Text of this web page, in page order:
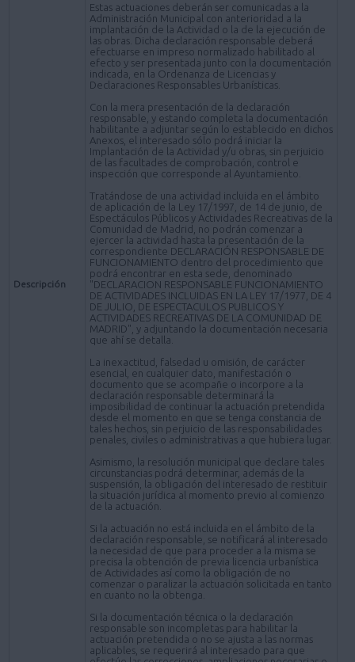
Descripción
Estas actuaciones deberán ser comunicadas a la
Administración Municipal con anterioridad a la
implantación de la Actividad o la de la ejecución de
las obras. Dicha declaración responsable deberá
efectuarse en impreso normalizado habilitado al
efecto y ser presentada junto con la documentación
indicada, en la Ordenanza de Licencias y
Declaraciones Responsables Urbanísticas.
Con la mera presentación de la declaración
responsable, y estando completa la documentación
habilitante a adjuntar según lo establecido en dichos
Anexos, el interesado sólo podrá iniciar la
Implantación de la Actividad y/u obras, sin perjuicio
de las facultades de comprobación, control e
inspección que corresponde al Ayuntamiento.
Tratándose de una actividad incluida en el ámbito
de aplicación de la Ley 17/1997, de 14 de junio, de
Espectáculos Públicos y Actividades Recreativas de la
Comunidad de Madrid, no podrán comenzar a
ejercer la actividad hasta la presentación de la
correspondiente DECLARACIÓN RESPONSABLE DE
FUNCIONAMIENTO dentro del procedimiento que
podrá encontrar en esta sede, denominado
"DECLARACION RESPONSABLE FUNCIONAMIENTO
DE ACTIVIDADES INCLUIDAS EN LA LEY 17/1977, DE 4
DE JULIO, DE ESPECTACULOS PUBLICOS Y
ACTIVIDADES RECREATIVAS DE LA COMUNIDAD DE
MADRID", y adjuntando la documentación necesaria
que ahí se detalla.
La inexactitud, falsedad u omisión, de carácter
esencial, en cualquier dato, manifestación o
documento que se acompañe o incorpore a la
declaración responsable determinará la
imposibilidad de continuar la actuación pretendida
desde el momento en que se tenga constancia de
tales hechos, sin perjuicio de las responsabilidades
penales, civiles o administrativas a que hubiera lugar.
Asimismo, la resolución municipal que declare tales
circunstancias podrá determinar, además de la
suspensión, la obligación del interesado de restituir
la situación jurídica al momento previo al comienzo
de la actuación.
Si la actuación no está incluida en el ámbito de la
declaración responsable, se notificará al interesado
la necesidad de que para proceder a la misma se
precisa la obtención de previa licencia urbanística
de Actividades así como la obligación de no
comenzar o paralizar la actuación solicitada en tanto
en cuanto no la obtenga.
Si la documentación técnica o la declaración
responsable son incompletas para habilitar la
actuación pretendida o no se ajusta a las normas
aplicables, se requerirá al interesado para que